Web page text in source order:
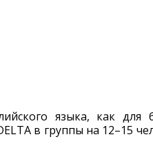
языка, как для
в группы на 12–15